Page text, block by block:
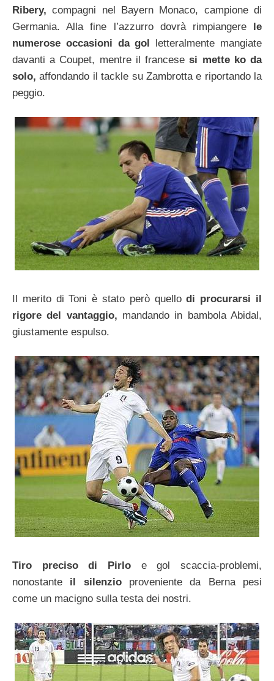
Ribery,compagni nel Bayern Monaco, campione di
Germania. Alla fine l’azzurro dovrà rimpiangere le
numerose occasioni da gol letteralmente mangiate
davanti a Coupet, mentre il francesesi mette ko da
solo, affondando il tackle su Zambrotta e riportando la
peggio.
Il merito di Toni è stato però quellodi procurarsi il
rigore del vantaggio, mandando in bambola Abidal,
giustamente espulso.
Tiro preciso di Pirlo e gol scaccia-problemi,
nonostante il silenzioproveniente da Berna pesi
come un macigno sulla testa dei nostri.